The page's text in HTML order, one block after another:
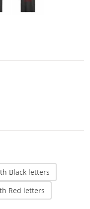
Black letters
Red letters